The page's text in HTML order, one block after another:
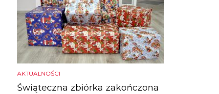
AKTUALNOŚCI
Świąteczna zbiórka zakończona